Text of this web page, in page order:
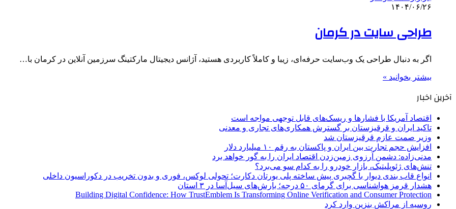
۱۴۰۴/۰۶/۲۶
طراحی سایت در کرمان
اگر به دنبال طراحی یک وب‌سایت حرفه‌ای، زیبا و کاملاً کاربردی هستید، آژانس دیجیتال مارکتینگ سرزمین آنلاین در کرمان با…
بیشتر بخوانید »
آخرین اخبار
اقتصاد آمریکا با فشارها و ریسک‌های قابل توجهی مواجه است
تاکید ایران و قرقیزستان بر گسترش همکاری‌های تجاری و معدنی
وزیر صمت عازم قرقیزستان شد
افزایش حجم تجارت بین ایران و پاکستان به رقم ۱۰ میلیارد دلار
مدنی‌زاده: دشمن آرزوی زمین‌زدن اقتصاد ایران را به گور خواهد برد
تنش‌های ژئوپلیتیک، بازار خودرو را به کدام سو می‌برد؟
انواع قاب بندی دیوار با گچبری پیش ساخته پلی یورتان دکارت؛ تحولی لوکس، فوری و بدون تخریب در دکوراسیون داخلی
هشدار قرمز هواشناسی برای گرمای ۵۰ درجه؛ بارش‌های سیل‌آسا در ۳ استان
Building Digital Confidence: How TrustEmblem Is Transforming Online Verification and Consumer Protection
روسیه از مراکش بنزین وارد کرد